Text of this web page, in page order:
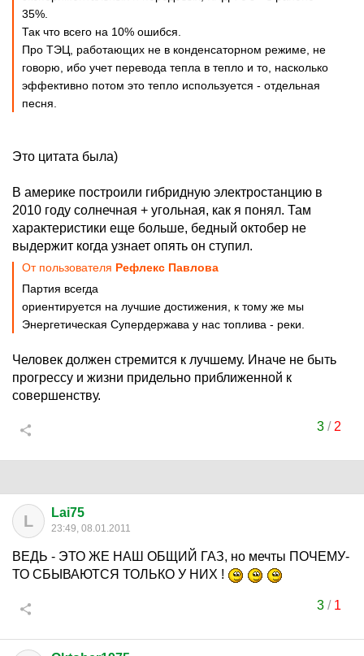
35%.
Так что всего на 10% ошибся.
Про ТЭЦ, работающих не в конденсаторном режиме, не
говорю, ибо учет перевода тепла в тепло и то, насколько
эффективно потом это тепло используется - отдельная
песня.
Это цитата была)
В америке построили гибридную электростанцию в
2010 году солнечная + угольная, как я понял. Там
характеристики еще больше, бедный октобер не
выдержит когда узнает опять он ступил.
От пользователя Рефлекс Павлова
Партия всегда
ориентируется на лучшие достижения, к тому же мы
Энергетическая Супердержава у нас топлива - реки.
Человек должен стремится к лучшему. Иначе не быть
прогрессу и жизни придельно приближенной к
совершенству.
3/ 2
L Lai75
23:49, 08.01.2011
ВЕДЬ - ЭТО ЖЕ НАШ ОБЩИЙ ГАЗ, но мечты ПОЧЕМУ-
ТО СБЫВАЮТСЯ ТОЛЬКО У НИХ !
3/ 1